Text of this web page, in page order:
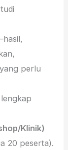
perlu
Klinik)
20 peserta).